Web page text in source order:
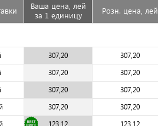
Ваша цена, лей
за 1 единицу
Розн. цена, лей
307,20
307,20
307,20
307,20
307,20
307,20
307,20
307,20
123,12 123,12